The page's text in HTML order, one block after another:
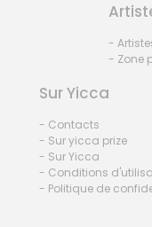
-
- Zone
Sur Yicca
- Contacts
- Sur yicca prize
- Sur Yicca
- Conditions
- Politique de